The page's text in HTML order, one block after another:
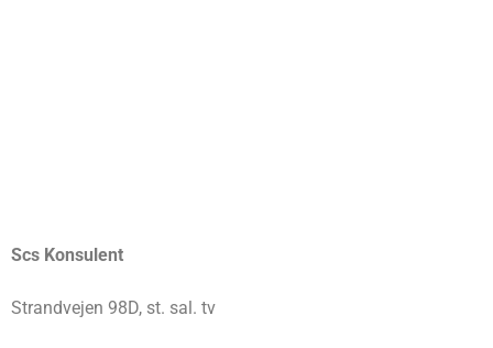
Scs Konsulent
Strandvejen 98D, st. sal. tv